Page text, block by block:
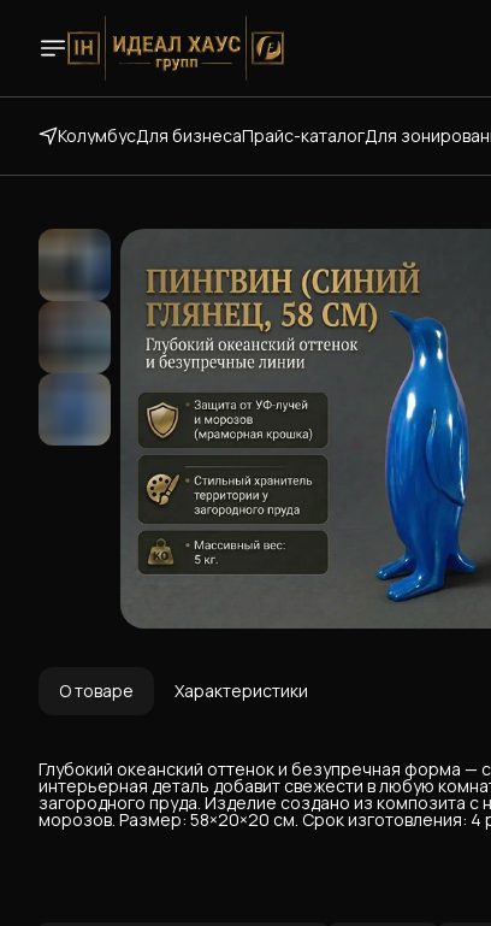
КолумбусДля бизнесаПрайс-каталогДля
О товаре Характеристики
Глубокий океанский оттенок и безупречная форма —
интерьерная деталь добавит свежести в любую
загородного пруда. Изделие создано из композита
морозов. Размер: 58×20×20 см. Срок изготовления: 4